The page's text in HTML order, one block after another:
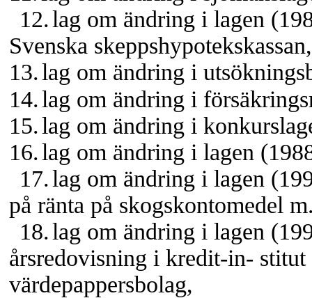
12.lag om ändring i lagen
Svenska skeppshypotekskassan,
13.lag om ändring i
14.lag om ändring i
15.lag om ändring i
16.lag om ändring i lagen
17.lag om ändring i lagen
på ränta på skogskontomedel
18.lag om ändring i lagen
årsredovisning i kredit-in- stitut
värdepappersbolag,